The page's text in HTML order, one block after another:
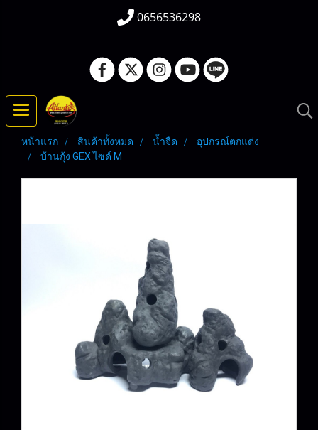
0656536298
หน้าแรก สินค้าทั้งหมด น้ำจืด
อุปกรณ์ตกแต่ง
บ้านกุ้ง GEX ไซด์ M